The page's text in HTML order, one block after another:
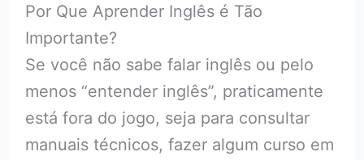
Por Que Aprender Inglês é Tão
Importante?
Se você não sabe falar inglês ou pelo
menos “entender inglês”, praticamente
está fora do jogo, seja para consultar
manuais técnicos, fazer algum curso em